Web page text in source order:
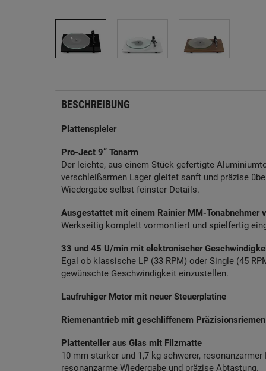
BESCHREIBUNG
Plattenspieler
Pro-Ject 9” Tonarm
Der leichte, aus einem Stück gefertigte
verschleißarmen Lager gleitet sanft und präzise
Wiedergabe selbst feinster Details.
Ausgestattet mit einem Rainier MM-Tonabnehmer
Werkseitig komplett vormontiert und spielfertig
33 und 45 U/min mit elektronischer
Egal ob klassische LP (33 RPM) oder Single (45
gewünschte Geschwindigkeit einzustellen.
Laufruhiger Motor mit neuer Steuerplatine
Riemenantrieb mit geschliffenem
Plattenteller aus Glas mit Filzmatte
10 mm starker und 1,7 kg schwerer,
resonanzarme Wiedergabe und präzise Abtastung.